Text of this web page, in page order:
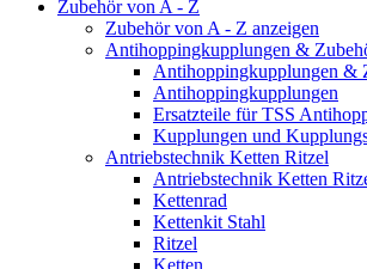
Zubehör von A - Z
Zubehör von A - Z anzeigen
Antihoppingkupplungen &
Antihoppingkupplungen &
Antihoppingkupplungen
Ersatzteile für TSS
Kupplungen und
Antriebstechnik Ketten Ritzel
Antriebstechnik Ketten
Kettenrad
Kettenkit Stahl
Ritzel
Ketten